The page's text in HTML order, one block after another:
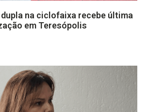
na ciclofaixa recebe última
em Teresópolis